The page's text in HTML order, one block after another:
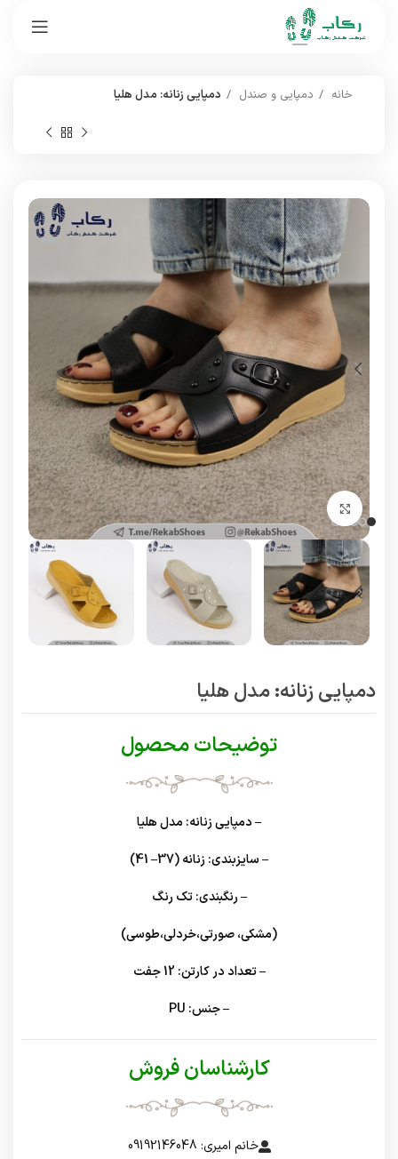
خانه دمپایی و صندل دمپایی زنانه: مدل هلیا
برای بزرگنمایی کلیک کنید
دمپایی زنانه: مدل هلیا
توضیحات محصول
– دمپایی زنانه: مدل هلیا
– سایزبندی: زنانه (37– 41)
– رنگبندی: تک رنگ
(مشکی، صورتی،خردلی،طوسی)
– تعداد در کارتن: 12 جفت
– جنس: PU
کارشناسان فروش
خانم امیری: 09192146048